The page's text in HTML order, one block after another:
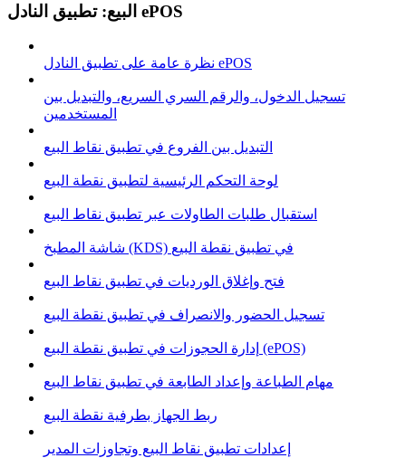
البيع: تطبيق النادل ePOS
نظرة عامة على تطبيق النادل ePOS
تسجيل الدخول، والرقم السري السريع، والتبديل بين
المستخدمين
التبديل بين الفروع في تطبيق نقاط البيع
لوحة التحكم الرئيسية لتطبيق نقطة البيع
استقبال طلبات الطاولات عبر تطبيق نقاط البيع
شاشة المطبخ (KDS) في تطبيق نقطة البيع
فتح وإغلاق الوردیات في تطبيق نقاط البيع
تسجيل الحضور والانصراف في تطبيق نقطة البيع
إدارة الحجوزات في تطبيق نقطة البيع (ePOS)
مهام الطباعة وإعداد الطابعة في تطبيق نقاط البيع
ربط الجهاز بطرفية نقطة البيع
إعدادات تطبيق نقاط البيع وتجاوزات المدير